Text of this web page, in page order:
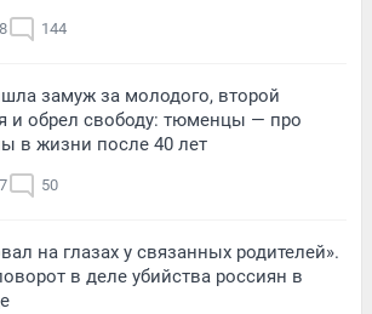
144
замуж за молодого, второй
и обрел свободу: тюменцы — про
в жизни после 40 лет
50
на глазах у связанных родителей».
в деле убийства россиян в